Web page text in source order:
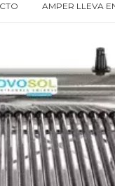
AMPER LLEVA